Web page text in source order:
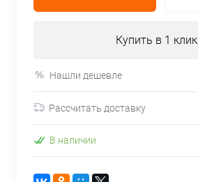
Купить в 1 клик
Нашли дешевле
Рассчитать доставку
В наличии